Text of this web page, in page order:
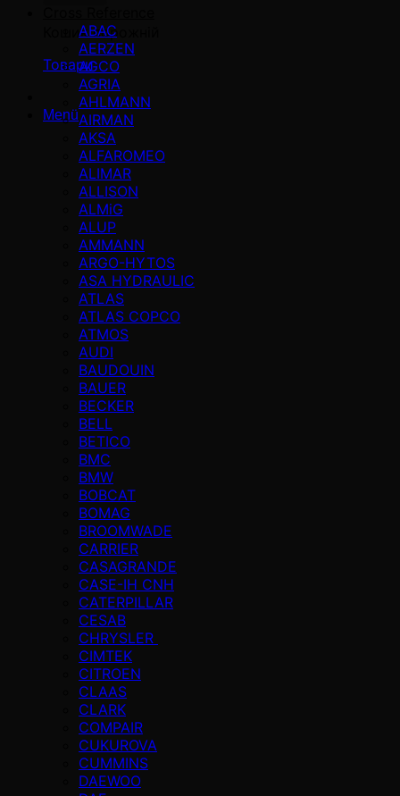
Кошик порожній
Товари
Menü
ABAC
AERZEN
AGCO
AGRIA
AHLMANN
AIRMAN
AKSA
ALFAROMEO
ALIMAR
ALLISON
ALMiG
ALUP
AMMANN
ARGO-HYTOS
ASA HYDRAULIC
ATLAS
ATLAS COPCO
ATMOS
AUDI
BAUDOUIN
BAUER
BECKER
BELL
BETICO
BMC
BMW
BOBCAT
BOMAG
BROOMWADE
CARRIER
CASAGRANDE
CASE-IH CNH
CATERPILLAR
CESAB
CHRYSLER
CIMTEK
CITROEN
CLAAS
CLARK
COMPAIR
CUKUROVA
CUMMINS
DAEWOO